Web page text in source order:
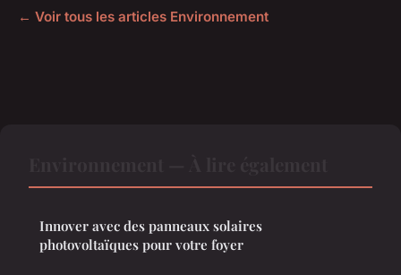
← Voir tous les articles Environnement
Innover avec des panneaux solaires
photovoltaïques pour votre foyer